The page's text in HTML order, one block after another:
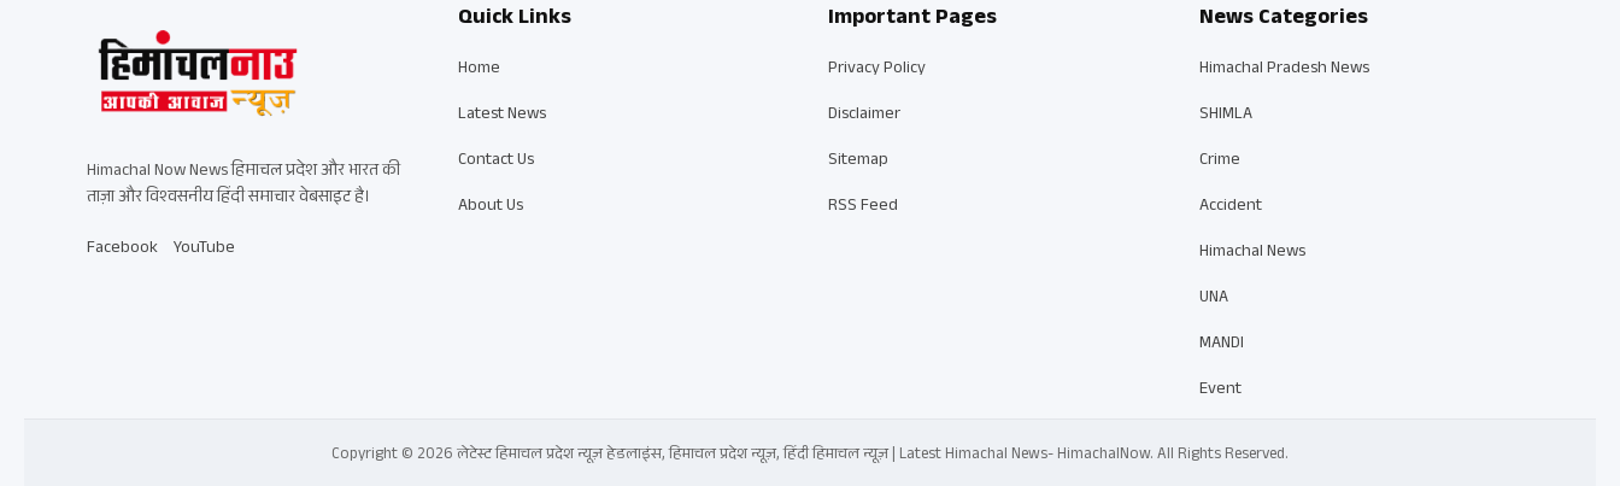
Himachal Now News हिमाचल प्रदेश और भारत की
ताज़ा और विश्वसनीय हिंदी समाचार वेबसाइट है।
Facebook YouTube
Quick Links
Home
Latest News
Contact Us
About Us
Important Pages
Privacy Policy
Disclaimer
Sitemap
RSS Feed
News Categories
Himachal Pradesh News
SHIMLA
Crime
Accident
Himachal News
UNA
MANDI
Event
Copyright © 2026 लेटेस्ट हिमाचल प्रदेश न्यूज़ हेडलाइंस, हिमाचल प्रदेश न्यूज़, हिंदी हिमाचल न्यूज़ | Latest Himachal News- HimachalNow. All Rights Reserved.